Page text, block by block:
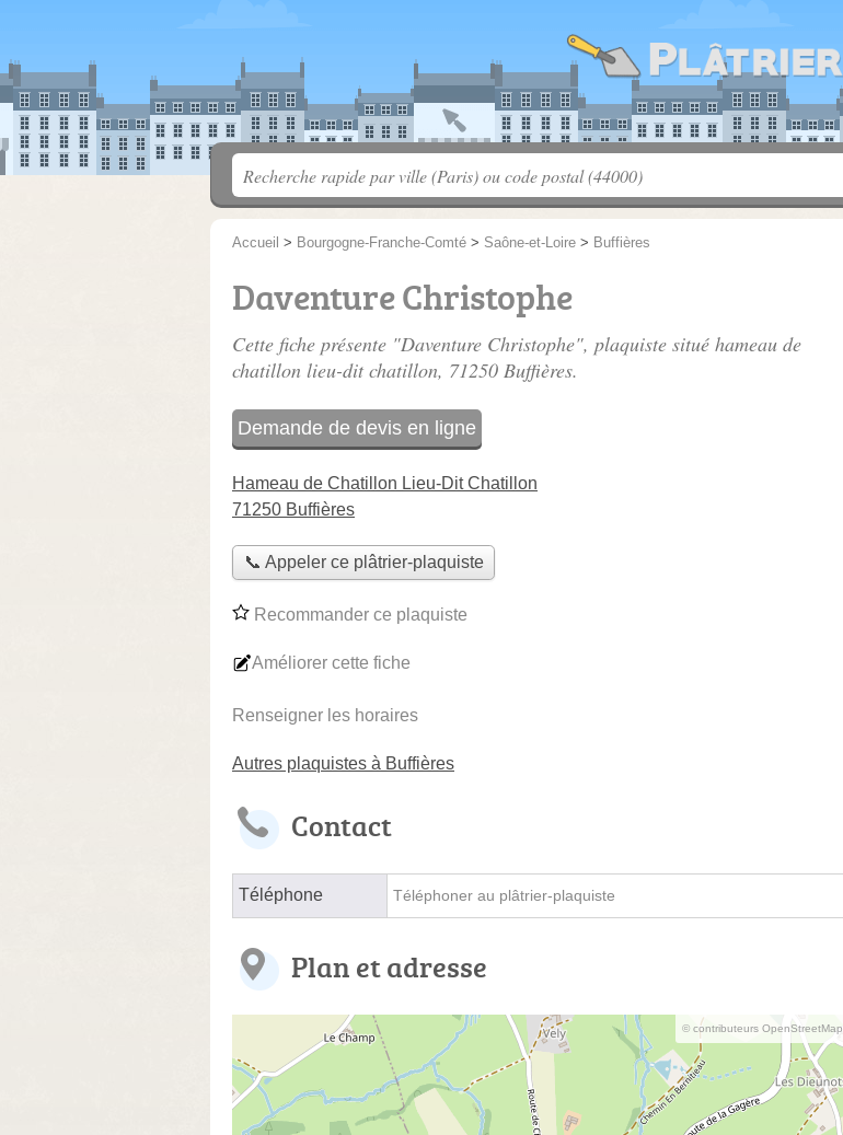
Accueil > Bourgogne-Franche-Comté > Saône-et-Loire > Buffières
Daventure Christophe
Cette fiche présente "Daventure Christophe", plaquiste situé hameau de
chatillon lieu-dit chatillon, 71250 Buffières.
Demande de devis en ligne
Hameau de Chatillon Lieu-Dit Chatillon
71250 Buffières
📞 Appeler ce plâtrier-plaquiste
Recommander ce plaquiste
Améliorer cette fiche
Renseigner les horaires
Autres plaquistes à Buffières
Contact
Téléphone Téléphoner au plâtrier-plaquiste
Plan et adresse
© contributeurs OpenStreetMap